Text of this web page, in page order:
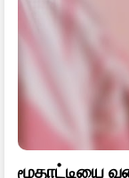
மூதாட்டியை